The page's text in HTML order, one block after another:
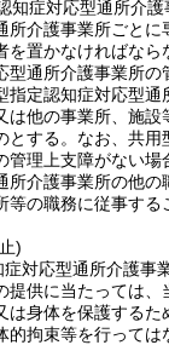
知症対応型通所介
所介護事業所ごとに
置かなければなら
型通所介護事業所の
指定認知症対応型通
は他の事業所、施設
する。 なお、共用
管理上支障がない場
所介護事業所の他の
等の職務に従事する
)
症対応型通所介護事
提供に当たっては、
は身体を保護するた
的拘束等を行っては